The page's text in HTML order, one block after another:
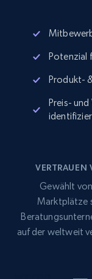
Potenzial
Produkt-
Preis-
Gewählt von
Marktplätze
auf der weltweit